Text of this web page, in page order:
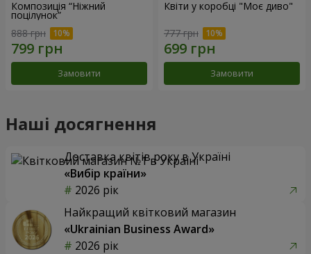
Композиція “Ніжний
поцілунок”
888 грн
Замовити
Квіти у коробці "Моє диво"
777 грн
Замовити
Наші досягнення
Доставка квітів року в Україні
«Вибір країни»
2026 рік
Найкращий квітковий магазин
«Ukrainian Business Award»
2026 рік